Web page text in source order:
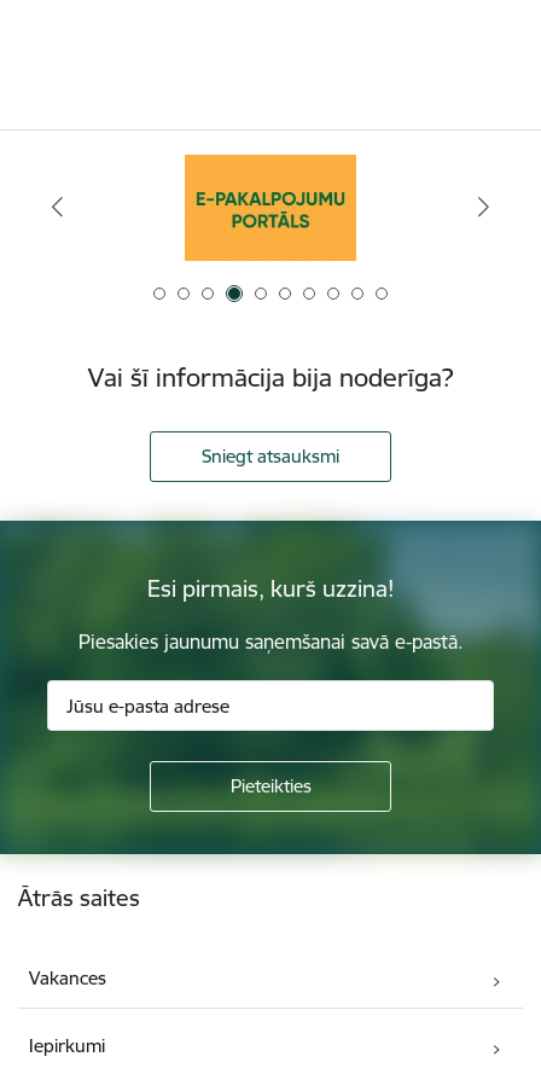
Vai šī informācija bija noderīga?
Sniegt atsauksmi
Esi pirmais, kurš uzzina!
Piesakies jaunumu saņemšanai savā e-pastā.
Kājene
Ātrās saites
Vakances
Iepirkumi